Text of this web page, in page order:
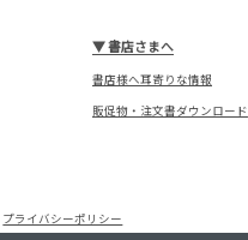
▼書店さまへ
書店様へ耳寄りな情報
販促物・注文書ダウンロード
プライバシーポリシー